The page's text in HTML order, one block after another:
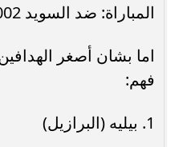
المباراة: ضد السويد 2002
اما بشان أصغر
فهم:
1. بيليه (البرازيل)